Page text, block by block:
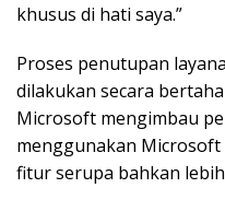
khusus di hati saya.”
Proses penutupan
dilakukan secara
Microsoft mengimbau
menggunakan Microsoft
fitur serupa bahkan